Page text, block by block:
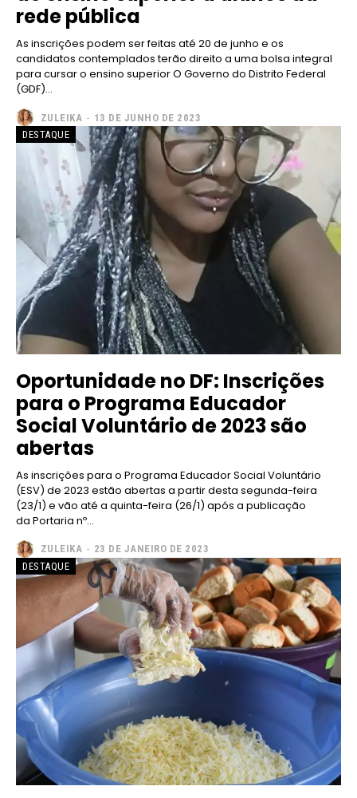
rede pública
As inscrições podem ser feitas até 20 de junho e os
candidatos contemplados terão direito a uma bolsa integral
para cursar o ensino superior O Governo do Distrito Federal
(GDF)...
ZULEIKA - 13 DE JUNHO DE 2023
DESTAQUE
Oportunidade no DF: Inscrições
para o Programa Educador
Social Voluntário de 2023 são
abertas
As inscrições para o Programa Educador Social Voluntário
(ESV) de 2023 estão abertas a partir desta segunda-feira
(23/1) e vão até a quinta-feira (26/1) após a publicação
da Portaria nº...
ZULEIKA - 23 DE JANEIRO DE 2023
DESTAQUE